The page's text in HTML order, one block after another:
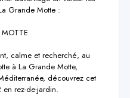
Grande Motte :
calme et recherché, au
à La Grande Motte,
découvrez cet
rez-de-jardin.